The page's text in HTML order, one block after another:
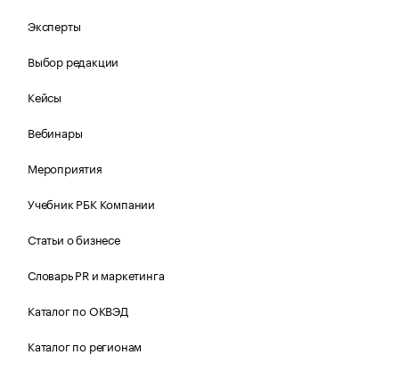
Эксперты
Выбор редакции
Кейсы
Вебинары
Мероприятия
Учебник РБК Компании
Статьи о бизнесе
Словарь PR и маркетинга
Каталог по ОКВЭД
Каталог по регионам